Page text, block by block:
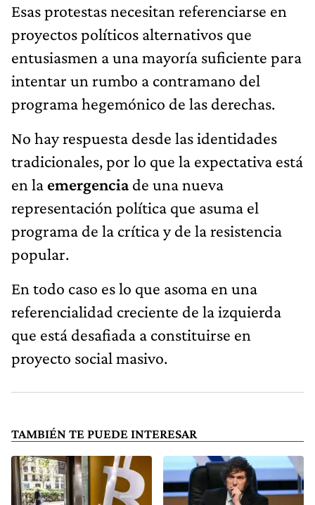
Esas protestas necesitan referenciarse en
proyectos políticos alternativos que
entusiasmen a una mayoría suficiente para
intentar un rumbo a contramano del
programa hegemónico de las derechas.
No hay respuesta desde las identidades
tradicionales, por lo que la expectativa está
en la emergenciade una nueva
representación política que asuma el
programa de la crítica y de la resistencia
popular.
En todo caso es lo que asoma en una
referencialidad creciente de la izquierda
que está desafiada a constituirse en
proyecto social masivo.
TAMBIÉN TE PUEDE INTERESAR